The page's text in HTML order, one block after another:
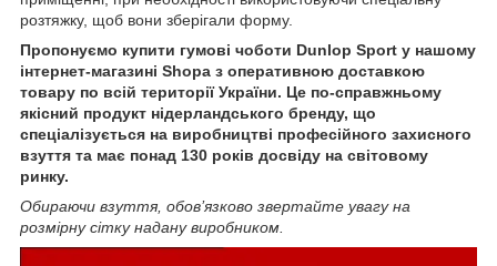
розтяжку, щоб вони зберігали форму.
Пропонуємо купити гумові чоботи Dunlop Sport у нашому
інтернет-магазині Shopa з оперативною доставкою
товару по всій території України. Це по-справжньому
якісний продукт нідерландського бренду, що
спеціалізується на виробництві професійного захисного
взуття та має понад 130 років досвіду на світовому
ринку.
Обираючи взуття, обов’язково звертайте увагу на
розмірну сітку надану виробником.